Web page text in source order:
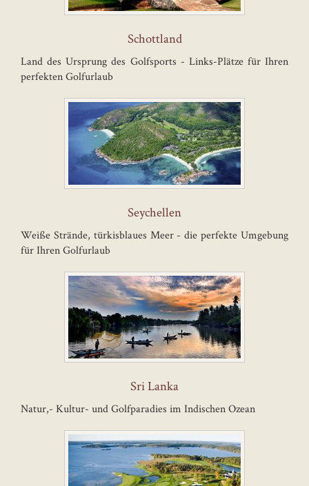
Schottland
Land des Ursprung des Golfsports - Links-Plätze für Ihren
perfekten Golfurlaub
Seychellen
Weiße Strände, türkisblaues Meer - die perfekte Umgebung
für Ihren Golfurlaub
Sri Lanka
Natur,- Kultur- und Golfparadies im Indischen Ozean